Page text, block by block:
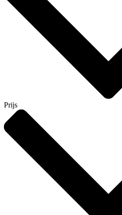
Prijs